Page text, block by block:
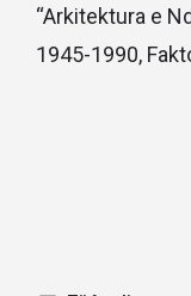
“Arkitektura e
1945-1990,